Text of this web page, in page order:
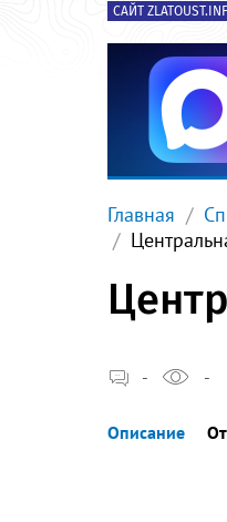
САЙТ
Главная
- -
Описание